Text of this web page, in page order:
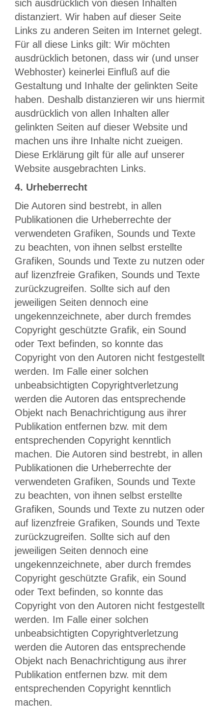
sich ausdrücklich von diesen Inhalten
distanziert. Wir haben auf dieser Seite
Links zu anderen Seiten im Internet gelegt.
Für all diese Links gilt: Wir möchten
ausdrücklich betonen, dass wir (und unser
Webhoster) keinerlei Einfluß auf die
Gestaltung und Inhalte der gelinkten Seite
haben. Deshalb distanzieren wir uns hiermit
ausdrücklich von allen Inhalten aller
gelinkten Seiten auf dieser Website und
machen uns ihre Inhalte nicht zueigen.
Diese Erklärung gilt für alle auf unserer
Website ausgebrachten Links.
4. Urheberrecht
Die Autoren sind bestrebt, in allen
Publikationen die Urheberrechte der
verwendeten Grafiken, Sounds und Texte
zu beachten, von ihnen selbst erstellte
Grafiken, Sounds und Texte zu nutzen oder
auf lizenzfreie Grafiken, Sounds und Texte
zurückzugreifen. Sollte sich auf den
jeweiligen Seiten dennoch eine
ungekennzeichnete, aber durch fremdes
Copyright geschützte Grafik, ein Sound
oder Text befinden, so konnte das
Copyright von den Autoren nicht festgestellt
werden. Im Falle einer solchen
unbeabsichtigten Copyrightverletzung
werden die Autoren das entsprechende
Objekt nach Benachrichtigung aus ihrer
Publikation entfernen bzw. mit dem
entsprechenden Copyright kenntlich
machen. Die Autoren sind bestrebt, in allen
Publikationen die Urheberrechte der
verwendeten Grafiken, Sounds und Texte
zu beachten, von ihnen selbst erstellte
Grafiken, Sounds und Texte zu nutzen oder
auf lizenzfreie Grafiken, Sounds und Texte
zurückzugreifen. Sollte sich auf den
jeweiligen Seiten dennoch eine
ungekennzeichnete, aber durch fremdes
Copyright geschützte Grafik, ein Sound
oder Text befinden, so konnte das
Copyright von den Autoren nicht festgestellt
werden. Im Falle einer solchen
unbeabsichtigten Copyrightverletzung
werden die Autoren das entsprechende
Objekt nach Benachrichtigung aus ihrer
Publikation entfernen bzw. mit dem
entsprechenden Copyright kenntlich
machen.